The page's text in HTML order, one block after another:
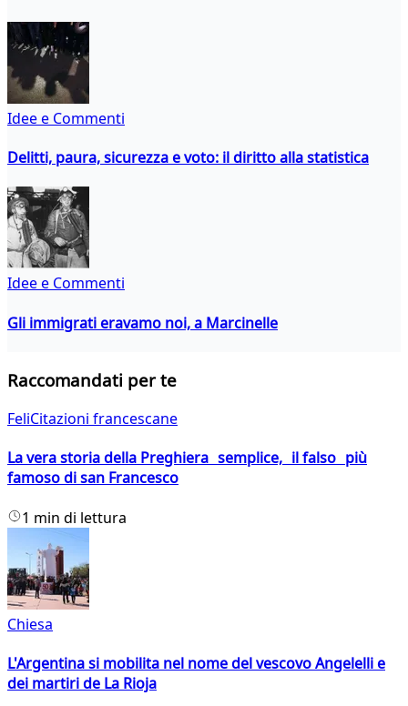
Idee e Commenti
Delitti, paura, sicurezza e voto: il diritto alla statistica
Idee e Commenti
Gli immigrati eravamo noi, a Marcinelle
Raccomandati per te
FeliCitazioni francescane
La vera storia della Preghiera semplice, il falso più
famoso di san Francesco
1 min di lettura
Chiesa
L'Argentina si mobilita nel nome del vescovo Angelelli e
dei martiri de La Rioja